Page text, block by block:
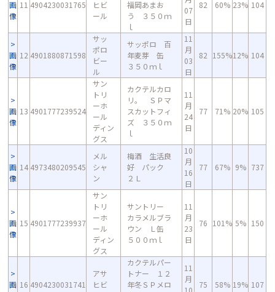
画
像
11 4904230031765
ヒビ
ール
福岡あまお
う ３５０ｍ
ｌ
07
日
82 60% 23% 104
画
像
12 4901880871598
サッ
ポロ
ビー
ル
サッポロ 百
年麦芽 缶
３５０ｍｌ
11
月
03
日
82 155%12% 104
画
像
13 4901777239524
サン
トリ
ーホ
ール
ディン
グス
カクテルカロ
リ。 ＳＰマ
スカットフィ
ズ ３５０ｍ
ｌ
11
月
24
日
77 71% 20% 105
画
像
14 4973480209545
メル
シャ
ン
梅酒 生活良
好 パック
２Ｌ
10
月
16
日
77 67% 9% 737
画
像
15 4901777239937
サン
トリ
ーホ
ール
ディン
グス
サントリー
カラメルブラ
ウン Ｌ缶
５００ｍｌ
11
月
23
日
76 101% 5% 150
画 16 4904230031741
アサ
ヒビ
カクテルパー
トナー １２
年冬ＳＰメロ
11
月
10
75 58% 19% 107